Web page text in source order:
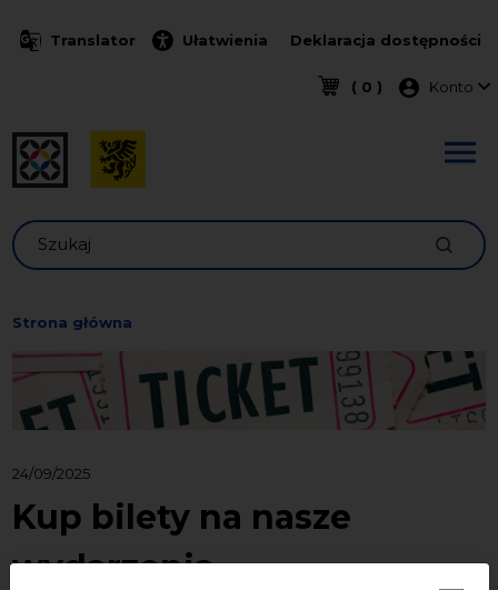
Translator Ułatwienia Deklaracja dostępności
( 0 ) Menu
Konto
Szukaj
Strona główna
24/09/2025
Kup bilety na nasze
wydarzenia